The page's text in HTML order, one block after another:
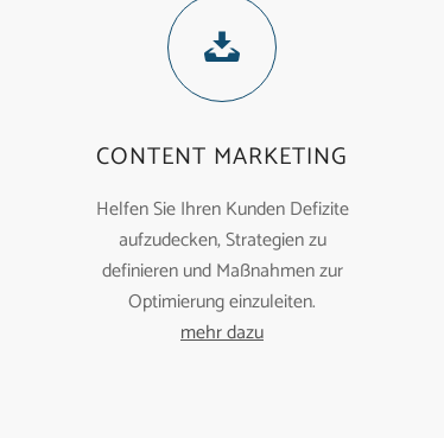
CONTENT MARKETING
Helfen Sie Ihren Kunden Defizite
aufzudecken, Strategien zu
definieren und Maßnahmen zur
Optimierung einzuleiten.
mehr dazu